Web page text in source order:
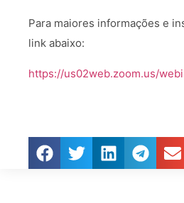
Para maiores informações e
link abaixo:
https://us02web.zoom.us/